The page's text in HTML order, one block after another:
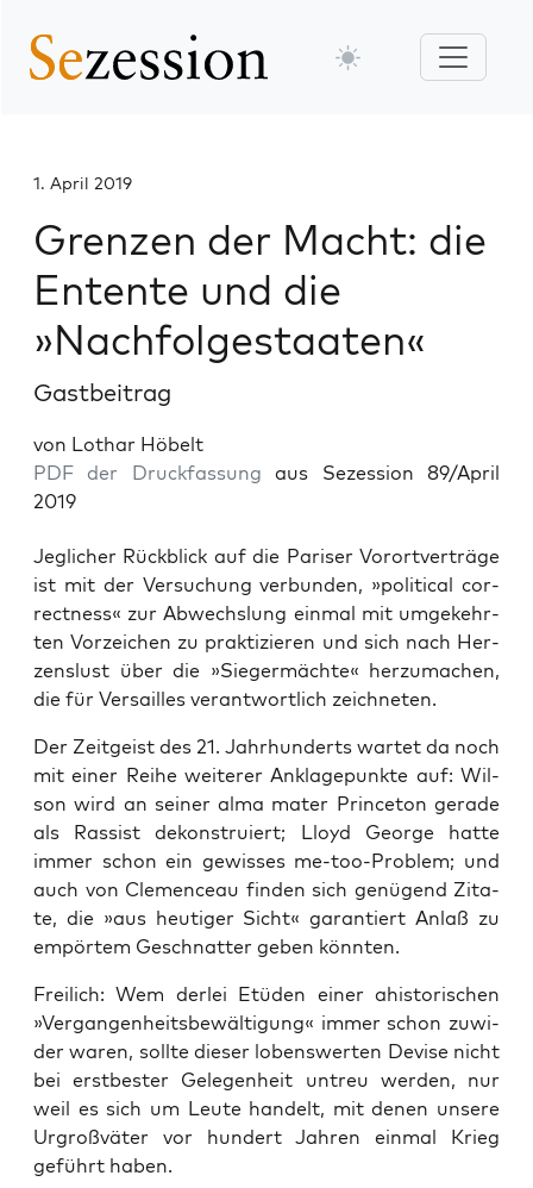
1. April 2019
Grenzen der Macht: die
Entente und die
»Nachfolgestaaten«
Gastbeitrag
von Lothar Höbelt
PDF der Druckfassung aus Sezession 89/April
2019
Jeg­li­cher Rück­blick auf die Pari­ser Vor­ort­ver­trä­ge
ist mit der Ver­su­chung ver­bun­den, »poli­ti­cal cor­
rect­ness« zur Abwechs­lung ein­mal mit umge­kehr­
ten Vor­zei­chen zu prak­ti­zie­ren und sich nach Her­
zens­lust über die »Sie­ger­mäch­te« her­zu­ma­chen,
die für Ver­sailles ver­ant­wort­lich zeichneten.
Der Zeit­geist des 21. Jahr­hun­derts war­tet da noch
mit einer Rei­he wei­te­rer Ankla­ge­punk­te auf: Wil­
son wird an sei­ner alma mater Prince­ton gera­de
als Ras­sist dekon­stru­iert; Lloyd Geor­ge hat­te
immer schon ein gewis­ses me-too-Pro­blem; und
auch von Cle­men­ceau fin­den sich genü­gend Zita­
te, die »aus heu­ti­ger Sicht« garan­tiert Anlaß zu
empör­tem Geschnat­ter geben könnten.
Frei­lich: Wem der­lei Etü­den einer ahis­to­ri­schen
»Ver­gan­gen­heits­be­wäl­ti­gung« immer schon zuwi­
der waren, soll­te die­ser lobens­wer­ten Devi­se nicht
bei erst­bes­ter Gele­gen­heit untreu wer­den, nur
weil es sich um Leu­te han­delt, mit denen unse­re
Urgroß­vä­ter vor hun­dert Jah­ren ein­mal Krieg
geführt haben.